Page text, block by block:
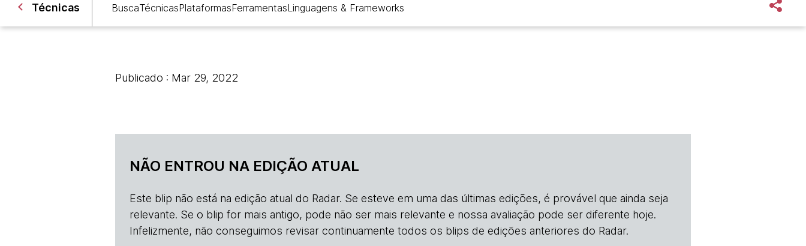
Técnicas BuscaTécnicasPlataformasFerramentasLinguagens & Frameworks
Publicado : Mar 29, 2022
NÃO ENTROU NA EDIÇÃO ATUAL
Este blip não está na edição atual do Radar. Se esteve em uma das últimas edições, é provável que ainda seja
relevante. Se o blip for mais antigo, pode não ser mais relevante e nossa avaliação pode ser diferente hoje.
Infelizmente, não conseguimos revisar continuamente todos os blips de edições anteriores do Radar.